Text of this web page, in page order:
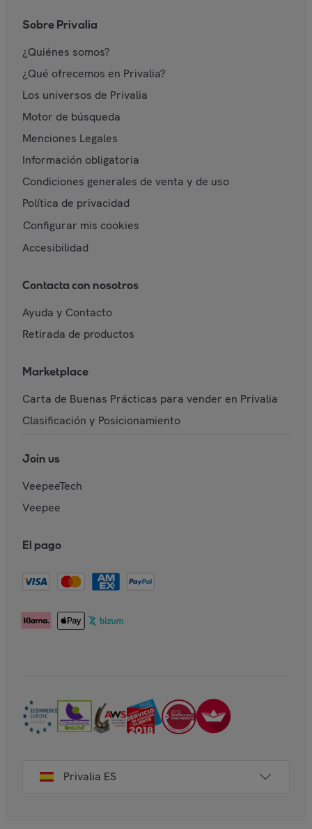
Sobre Privalia
¿Quiénes somos?
¿Qué ofrecemos en Privalia?
Los universos de Privalia
Motor de búsqueda
Menciones Legales
Información obligatoria
Condiciones generales de venta y de uso
Política de privacidad
Configurar mis cookies
Accesibilidad
Contacta con nosotros
Ayuda y Contacto
Retirada de productos
Marketplace
Carta de Buenas Prácticas para vender en Privalia
Clasificación y Posicionamiento
Join us
VeepeeTech
Veepee
El pago
Privalia ES